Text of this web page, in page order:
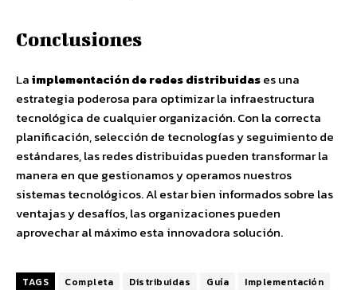
Conclusiones
Laimplementación de redes distribuidases una
estrategia poderosa para optimizar la infraestructura
tecnológica de cualquier organización. Con la correcta
planificación, selección de tecnologías y seguimiento de
estándares, las redes distribuidas pueden transformar la
manera en que gestionamos y operamos nuestros
sistemas tecnológicos. Al estar bien informados sobre las
ventajas y desafíos, las organizaciones pueden
aprovechar al máximo esta innovadora solución.
TAGS Completa Distribuidas Guía
Implementación